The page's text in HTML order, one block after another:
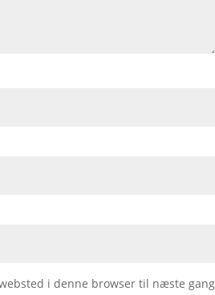
i denne browser til næste gang